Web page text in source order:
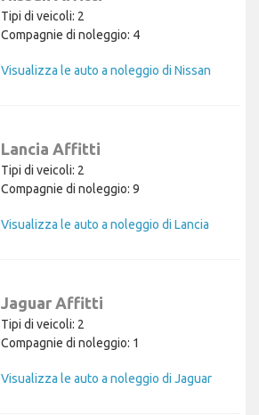
Tipi di veicoli: 2
Compagnie di noleggio: 4
Visualizza le auto a noleggio di Nissan
Lancia Affitti
Tipi di veicoli: 2
Compagnie di noleggio: 9
Visualizza le auto a noleggio di Lancia
Jaguar Affitti
Tipi di veicoli: 2
Compagnie di noleggio: 1
Visualizza le auto a noleggio di Jaguar